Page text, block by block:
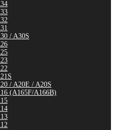
/ A30S
/ A20E / A20S
(A165F/A166B)